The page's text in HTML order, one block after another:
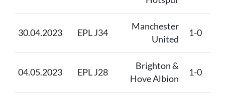
30.04.2023 EPL J34
Manchester
United
1-0
04.05.2023 EPL J28
Brighton &
Hove Albion
1-0